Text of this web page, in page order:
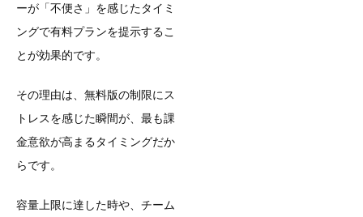
ーが「不便さ」を感じたタイミ
ングで有料プランを提示するこ
とが効果的です。
その理由は、無料版の制限にス
トレスを感じた瞬間が、最も課
金意欲が高まるタイミングだか
らです。
容量上限に達した時や、チーム